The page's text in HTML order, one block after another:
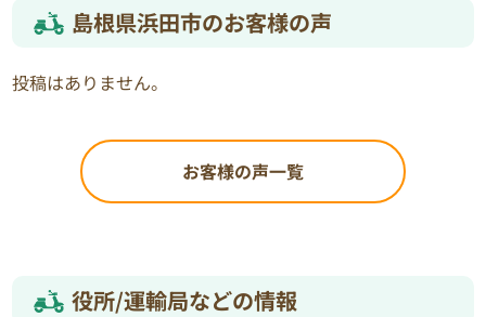
島根県浜田市のお客様の声
投稿はありません。
お客様の声一覧
役所/運輸局などの情報